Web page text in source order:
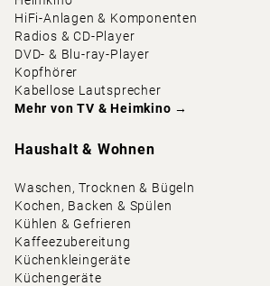
HiFi-Anlagen & Komponenten
Radios & CD-Player
DVD- & Blu-ray-Player
Kopfhörer
Kabellose Lautsprecher
Mehr von TV & Heimkino →
Haushalt & Wohnen
Waschen, Trocknen & Bügeln
Kochen, Backen & Spülen
Kühlen & Gefrieren
Kaffeezubereitung
Küchenkleingeräte
Küchengeräte